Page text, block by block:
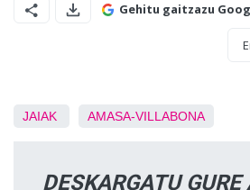
Gehitu gaitzazu
JAIAK AMASA-VILLABONA
DESKARGATU GURE